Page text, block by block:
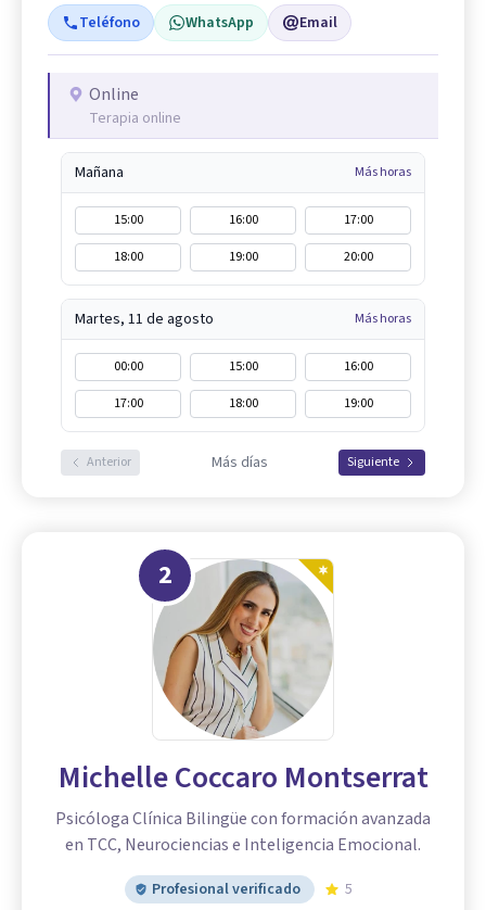
Teléfono WhatsApp Email
Online
Terapia online
Mañana Más horas
15:00 16:00
17:00
18:00
19:00 20:00
Martes, 11 de agosto Más horas
00:00 15:00
16:00
17:00
18:00 19:00
Anterior Más días Siguiente
2
Michelle Coccaro Montserrat
Psicóloga Clínica Bilingüe con formación avanzada
en TCC, Neurociencias e Inteligencia Emocional.
Profesional verificado 5